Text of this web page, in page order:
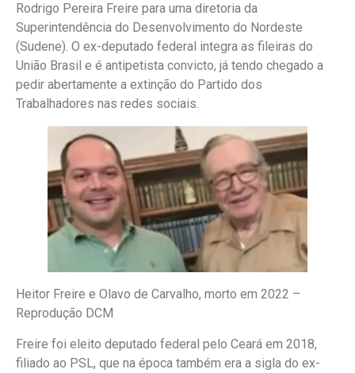
Rodrigo Pereira Freire para uma diretoria da
Superintendência do Desenvolvimento do Nordeste
(Sudene). O ex-deputado federal integra as fileiras do
União Brasil e é antipetista convicto, já tendo chegado a
pedir abertamente a extinção do Partido dos
Trabalhadores nas redes sociais.
Heitor Freire e Olavo de Carvalho, morto em 2022 –
Reprodução DCM
Freire foi eleito deputado federal pelo Ceará em 2018,
filiado ao PSL, que na época também era a sigla do ex-